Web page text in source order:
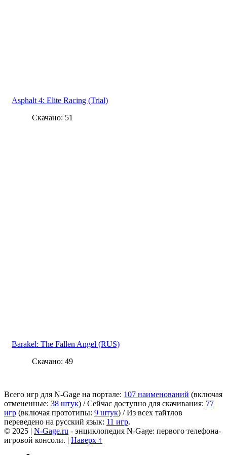
Asphalt 4: Elite Racing (Trial)
Скачано: 51
Barakel: The Fallen Angel (RUS)
Скачано: 49
Всего игр для N-Gage на портале: 107 наименований (включая
отмененные: 38 штук) / Сейчас доступно для скачивания: 77
игр (включая прототипы: 9 штук) / Из всех тайтлов
переведено на русский язык: 11 игр.
© 2025 | N-Gage.ru - энциклопедия N-Gage: первого телефона-
игровой консоли. | Наверх ↑